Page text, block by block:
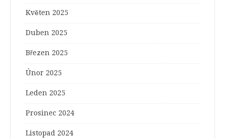
Květen 2025
Duben 2025
Březen 2025
Únor 2025
Leden 2025
Prosinec 2024
Listopad 2024